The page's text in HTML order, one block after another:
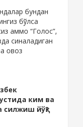
бундан
бўлса
аммо “Голос”,
синаладиган
овоз
ким ва
силжиш йўқ?